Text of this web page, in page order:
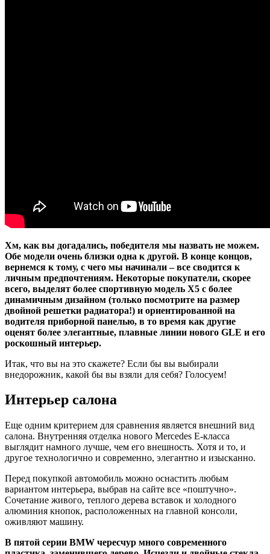
Хм, как вы догадались, победителя мы назвать не можем.
Обе модели очень близки одна к другой. В конце концов,
вернемся к тому, с чего мы начинали – все сводится к
личным предпочтениям. Некоторые покупатели, скорее
всего, выделят более спортивную модель X5 с более
динамичным дизайном (только посмотрите на размер
двойной решетки радиатора!) и ориентированной на
водителя приборной панелью, в то время как другие
оценят более элегантные, плавные линии нового GLE и его
роскошный интерьер.
Итак, что вы на это скажете? Если бы вы выбирали
внедорожник, какой бы вы взяли для себя? Голосуем!
Интерьер салона
Еще одним критерием для сравнения является внешний вид
салона. Внутренняя отделка нового Mercedes Е-класса
выглядит намного лучше, чем его внешность. Хотя и то, и
другое технологично и современно, элегантно и изысканно.
Перед покупкой автомобиль можно оснастить любым
вариантом интерьера, выбрав на сайте все «поштучно».
Сочетание живого, теплого дерева вставок и холодного
алюминия кнопок, расположенных на главной консоли,
оживляют машину.
В пятой серии BMW чересчур много современного